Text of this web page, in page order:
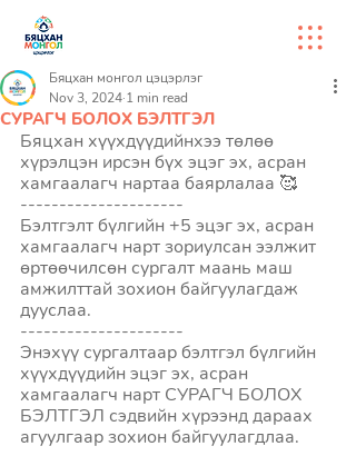
СУРАГЧ БОЛОХ БЭЛТГЭЛ
Бяцхан монгол цэцэрлэг
Nov 3, 2024 1 min read
Бяцхан хүүхдүүдийнхээ төлөө
хүрэлцэн ирсэн бүх эцэг эх, асран
хамгаалагч нартаа баярлалаа 🥰
---------------------
Бэлтгэлт бүлгийн +5 эцэг эх, асран
хамгаалагч нарт зориулсан ээлжит
өртөөчилсөн сургалт маань маш
амжилттай зохион байгуулагдаж
дууслаа.
---------------------
Энэхүү сургалтаар бэлтгэл бүлгийн
хүүхдүүдийн эцэг эх, асран
хамгаалагч нарт СУРАГЧ БОЛОХ
БЭЛТГЭЛ сэдвийн хүрээнд дараах
агуулгаар зохион байгуулагдлаа.